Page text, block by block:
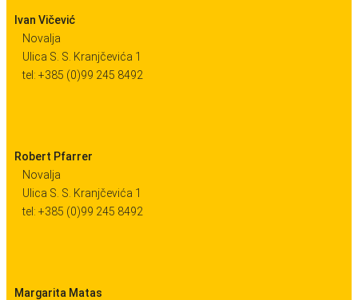
Ivan Vičević
Novalja
Ulica S. S. Kranjčevića 1
tel: +385 (0)99 245 8492
Robert Pfarrer
Novalja
Ulica S. S. Kranjčevića 1
tel: +385 (0)99 245 8492
Margarita Matas